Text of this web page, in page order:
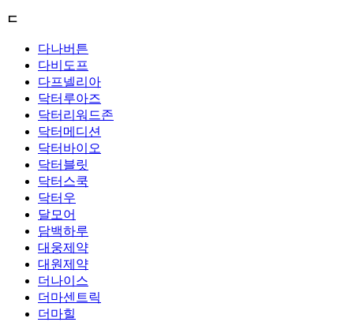
ㄷ
다나버튼
다비도프
다프넬리아
닥터루아즈
닥터리워드존
닥터메디션
닥터바이오
닥터블릿
닥터스쿡
닥터우
달모어
담백하루
대웅제약
대원제약
더나이스
더마센트릭
더마힐